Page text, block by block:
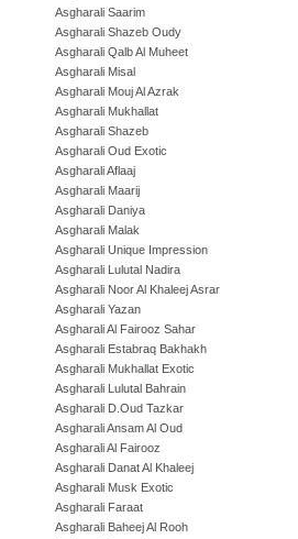
Asgharali Saarim
Asgharali Shazeb Oudy
Asgharali Qalb Al Muheet
Asgharali Misal
Asgharali Mouj Al Azrak
Asgharali Mukhallat
Asgharali Shazeb
Asgharali Oud Exotic
Asgharali Aflaaj
Asgharali Maarij
Asgharali Daniya
Asgharali Malak
Asgharali Unique Impression
Asgharali Lulutal Nadira
Asgharali Noor Al Khaleej Asrar
Asgharali Yazan
Asgharali Al Fairooz Sahar
Asgharali Estabraq Bakhakh
Asgharali Mukhallat Exotic
Asgharali Lulutal Bahrain
Asgharali D.Oud Tazkar
Asgharali Ansam Al Oud
Asgharali Al Fairooz
Asgharali Danat Al Khaleej
Asgharali Musk Exotic
Asgharali Faraat
Asgharali Baheej Al Rooh